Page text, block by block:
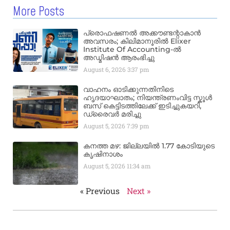
More Posts
പ്രൊഫഷണൽ അക്കൗണ്ടന്റാകാൻ
അവസരം; കിലിമാനൂരിൽ Elixer
Institute Of Accounting-ൽ
അഡ്മിഷൻ ആരംഭിച്ചു
August 6, 20263:37 pm
വാഹനം ഓടിക്കുന്നതിനിടെ
ഹൃദയാഘാതം; നിയന്ത്രണംവിട്ട സ്കൂൾ
ബസ് കെട്ടിടത്തിലേക്ക് ഇടിച്ചുകയറി,
ഡ്രൈവർ മരിച്ചു
August 5, 20267:39 pm
കനത്ത മഴ: ജില്ലയിൽ 1.77 കോടിയുടെ
കൃഷിനാശം
August 5, 2026 11:34 am
« Previous Next »